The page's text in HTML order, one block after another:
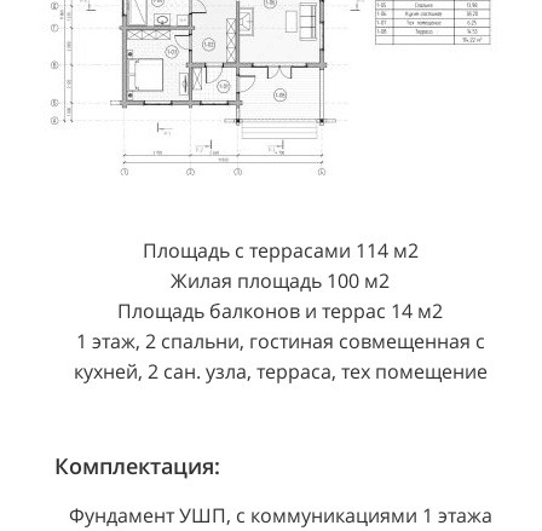
Площадь с террасами 114 м2
Жилая площадь 100 м2
Площадь балконов и террас 14 м2
1 этаж, 2 спальни, гостиная совмещенная с
кухней, 2 сан. узла, терраса, тех помещение
Комплектация:
Фундамент УШП, с коммуникациями 1 этажа